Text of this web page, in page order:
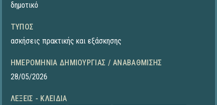
δημοτικό
ΤΎΠΟΣ
ασκήσεις πρακτικής και εξάσκησης
ΗΜΕΡΟΜΗΝΊΑ ΔΗΜΙΟΥΡΓΊΑΣ / ΑΝΑΒΆΘΜΙΣΗΣ
28/05/2026
ΛΈΞΕΙΣ - ΚΛΕΙΔΙΆ